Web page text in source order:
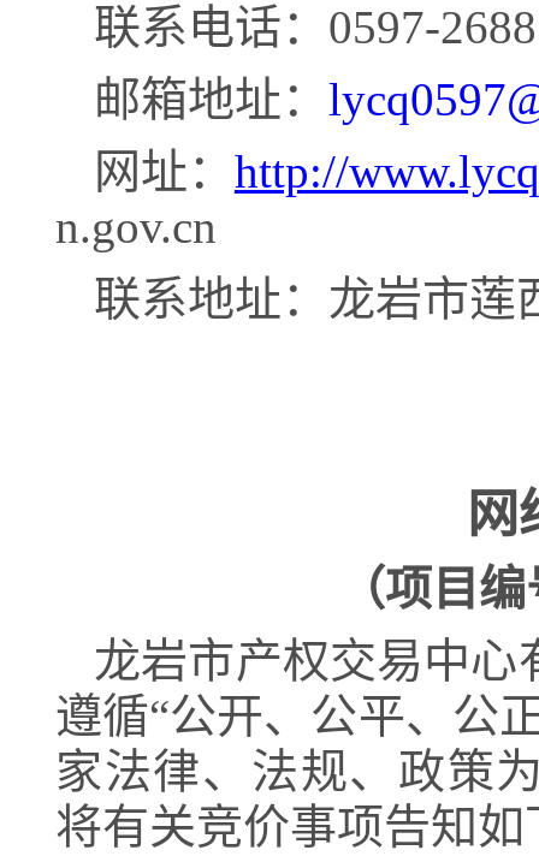
联系电话： 0597-
邮箱地址：
网址： http://
n.gov.cn
联系地址：龙岩市莲
网
（项目
龙岩市产权交易中
遵循“公开、公平、公
家法律、法规、政策
将有关竞价事项告知如